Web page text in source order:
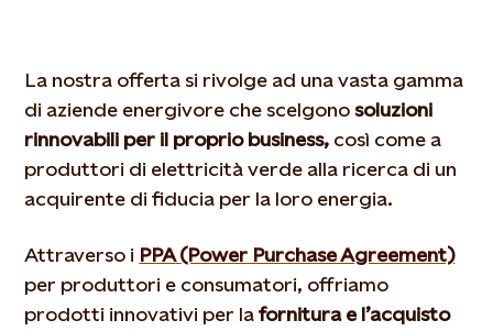
La nostra offerta si rivolge ad una vasta gamma
di aziende energivore che scelgono soluzioni
rinnovabili per il proprio business, così come a
produttori di elettricità verde alla ricerca di un
acquirente di fiducia per la loro energia.
Attraverso i PPA (Power Purchase Agreement)
per produttori e consumatori, offriamo
prodotti innovativi per lafornitura e l’acquisto